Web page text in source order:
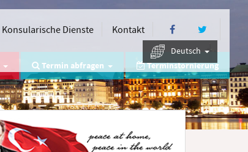
Konsularische Dienste Kontakt
Deutsch
Termin abfragen Terminstornierung